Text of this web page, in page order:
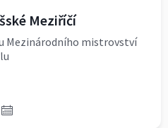
Meziříčí
Mezinárodního mistrovství